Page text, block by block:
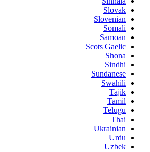
Slovak
Slovenian
Somali
Samoan
Scots Gaelic
Shona
Sindhi
Sundanese
Swahili
Tajik
Tamil
Telugu
Thai
Ukrainian
Urdu
Uzbek